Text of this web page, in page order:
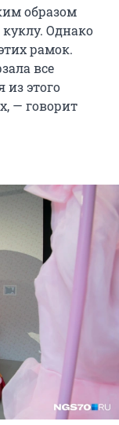
образом
Однако
рамок.
все
из этого
— говорит